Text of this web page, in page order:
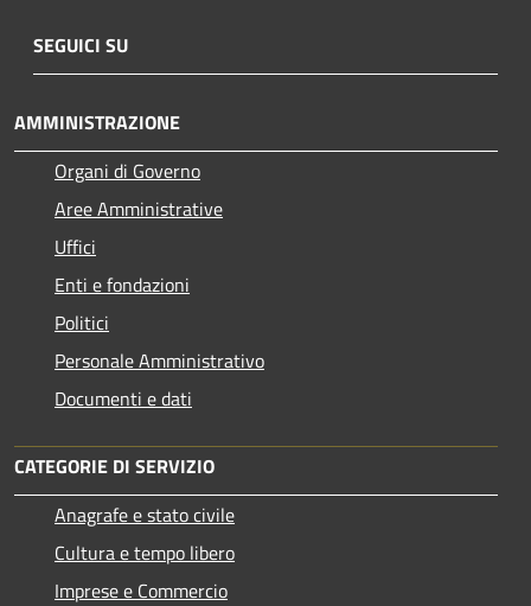
SEGUICI SU
AMMINISTRAZIONE
Organi di Governo
Aree Amministrative
Uffici
Enti e fondazioni
Politici
Personale Amministrativo
Documenti e dati
CATEGORIE DI SERVIZIO
Anagrafe e stato civile
Cultura e tempo libero
Imprese e Commercio